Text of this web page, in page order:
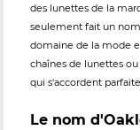
des lunettes de la
seulement fait un
domaine de la mode
chaînes de lunettes
qui s'accordent
Le nom